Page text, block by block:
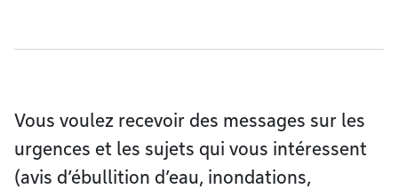
Vous voulez recevoir des messages sur les
urgences et les sujets qui vous intéressent
(avis d’ébullition d’eau, inondations,